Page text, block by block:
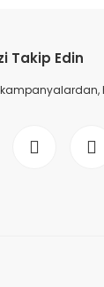
Takip Edin